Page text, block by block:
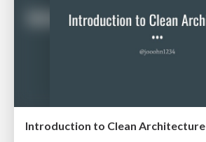
Introduction to Clean Architecture